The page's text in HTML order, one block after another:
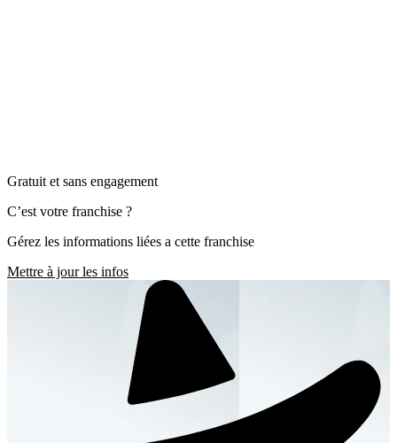
Gratuit et sans engagement
C’est votre franchise ?
Gérez les informations liées a cette franchise
Mettre à jour les infos